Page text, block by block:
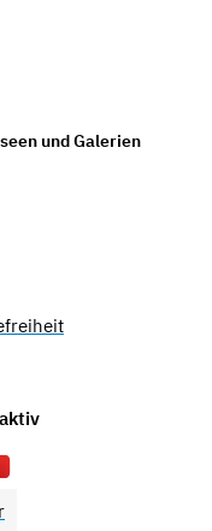
und Galerien